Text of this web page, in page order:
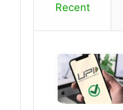
Recent